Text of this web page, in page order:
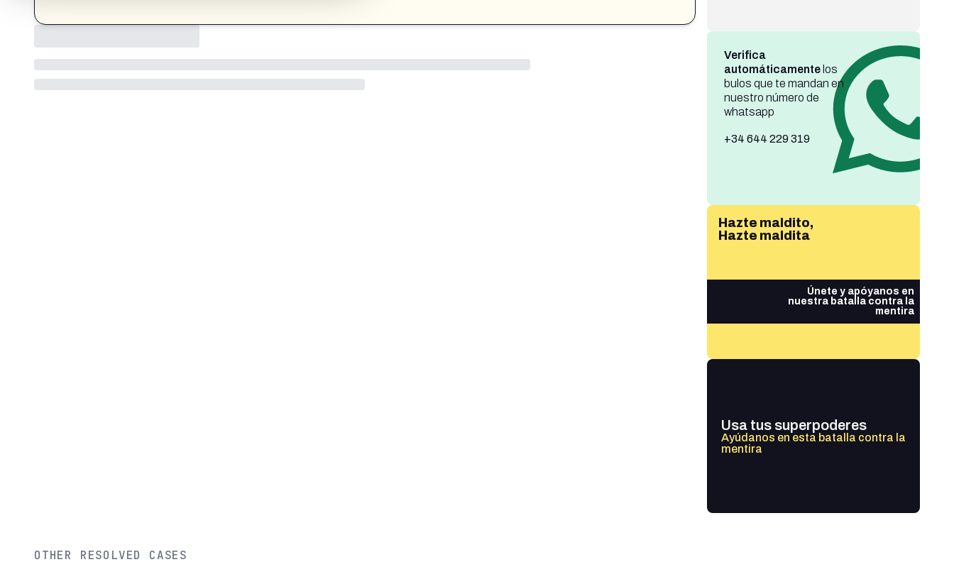
Verifica
automáticamentelos
bulos que te mandan en
nuestro número de
whatsapp
+34 644 229 319
Hazte maldito,
Hazte maldita
Únete y apóyanos en
nuestra batalla contra la
mentira
Usa tus superpoderes
Ayúdanos en esta batalla contra la
mentira
OTHER RESOLVED CASES